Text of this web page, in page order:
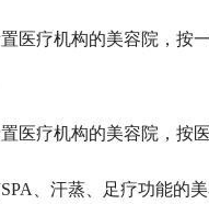
医疗机构的美容院，按
医疗机构的美容院，按
、汗蒸、足疗功能的